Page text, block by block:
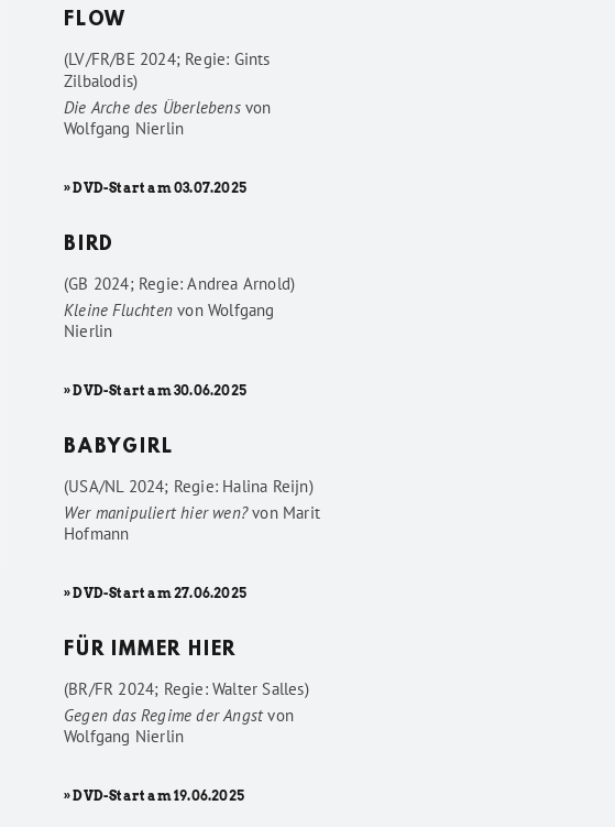
FLOW
(LV/FR/BE 2024; Regie: Gints
Zilbalodis)
Die Arche des Überlebensvon
Wolfgang Nierlin
» DVD-Start am 03.07.2025
BIRD
(GB 2024; Regie: Andrea Arnold)
Kleine Fluchtenvon Wolfgang
Nierlin
» DVD-Start am 30.06.2025
BABYGIRL
(USA/NL 2024; Regie: Halina Reijn)
Wer manipuliert hier wen?von Marit
Hofmann
» DVD-Start am 27.06.2025
FÜR IMMER HIER
(BR/FR 2024; Regie: Walter Salles)
Gegen das Regime der Angstvon
Wolfgang Nierlin
» DVD-Start am 19.06.2025